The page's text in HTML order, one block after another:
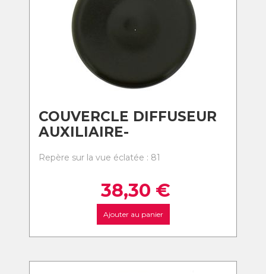
COUVERCLE DIFFUSEUR
AUXILIAIRE-
Repère sur la vue éclatée : 81
38,30 €
Ajouter au panier